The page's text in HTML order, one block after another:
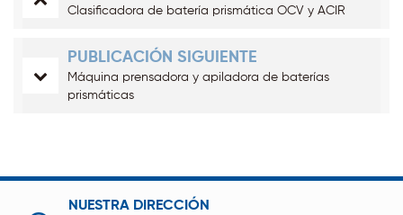
Clasificadora de batería prismática OCV y ACIR
PUBLICACIÓN SIGUIENTE
Máquina prensadora y apiladora de baterías
prismáticas
NUESTRA DIRECCIÓN